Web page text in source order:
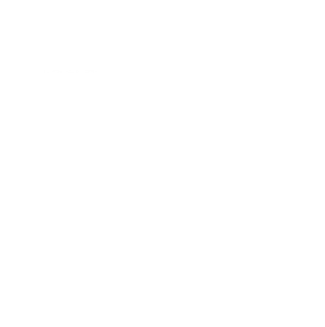
駅、中山駅、仲町台駅、日吉駅か
サウスウッド)3Fお気軽にご
ス≫最寄駅:横浜市営地下鉄ブルー
ウスウッド)3Fお気軽にご来店くだ
状況は、土日祝が特に人気です!
持ちいいと大好評!話題のオリジナ
ディケア」で健康のための“予
んか?≪アクセス≫最寄駅:横浜市
リーンライン センター南駅センタ
駅、仲町台駅、日吉駅からもアク
ター南駅1番出口から徒歩1分!横
サウスウッド)3Fお気軽